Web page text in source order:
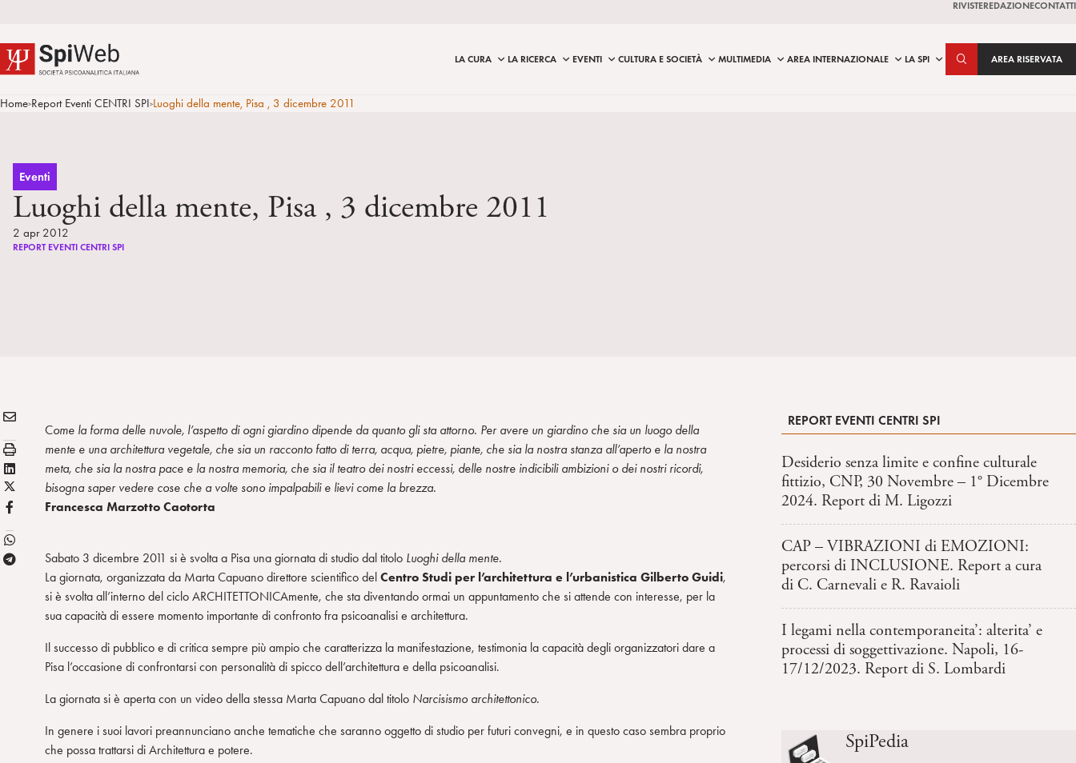
RIVISTEREDAZIONECONTATTI
LA CURA LA RICERCA EVENTI CULTURA E SOCIETÀ MULTIMEDIA AREA INTERNAZIONALE LA SPI AREA RISERVATA
Home>Report Eventi CENTRI SPI>Luoghi della mente, Pisa , 3 dicembre 2011
Eventi
Luoghi della mente, Pisa , 3 dicembre 2011
2 apr 2012
REPORT EVENTI CENTRI SPI
Condividi:
E
A
I
L
S
t
a
m
a
L
i
n
e
d
X
/
w
i
F
T
Come la forma delle nuvole, l’aspetto di ogni giardino dipende da quanto gli sta attorno. Per avere un giardino che sia un luogo della
mente e una architettura vegetale, che sia un racconto fatto di terra, acqua, pietre, piante, che sia la nostra stanza all’aperto e la nostra
meta, che sia la nostra pace e la nostra memoria, che sia il teatro dei nostri eccessi, delle nostre indicibili ambizioni o dei nostri ricordi,
bisogna saper vedere cose che a volte sono impalpabili e lievi come la brezza.
Francesca Marzotto Caotorta
Sabato 3 dicembre 2011 si è svolta a Pisa una giornata di studio dal titolo Luoghi della mente.
La giornata, organizzata da Marta Capuano direttore scientifico del Centro Studi per l’architettura e l’urbanistica Gilberto Guidi,
si è svolta all’interno del ciclo ARCHITETTONICAmente, che sta diventando ormai un appuntamento che si attende con interesse, per la
sua capacità di essere momento importante di confronto fra psicoanalisi e architettura.
Il successo di pubblico e di critica sempre più ampio che caratterizza la manifestazione, testimonia la capacità degli organizzatori dare a
Pisa l’occasione di confrontarsi con personalità di spicco dell’architettura e della psicoanalisi.
La giornata si è aperta con un video della stessa Marta Capuano dal titolo Narcisismo architettonico.
In genere i suoi lavori preannunciano anche tematiche che saranno oggetto di studio per futuri convegni, e in questo caso sembra proprio
che possa trattarsi di Architettura e potere.
REPORT EVENTI CENTRI SPI
Desiderio senza limite e confine culturale
fittizio, CNP, 30 Novembre – 1° Dicembre
2024. Report di M. Ligozzi
CAP – VIBRAZIONI di EMOZIONI:
percorsi di INCLUSIONE. Report a cura
di C. Carnevali e R. Ravaioli
I legami nella contemporaneita’: alterita’ e
processi di soggettivazione. Napoli, 16-
17/12/2023. Report di S. Lombardi
SpiPedia